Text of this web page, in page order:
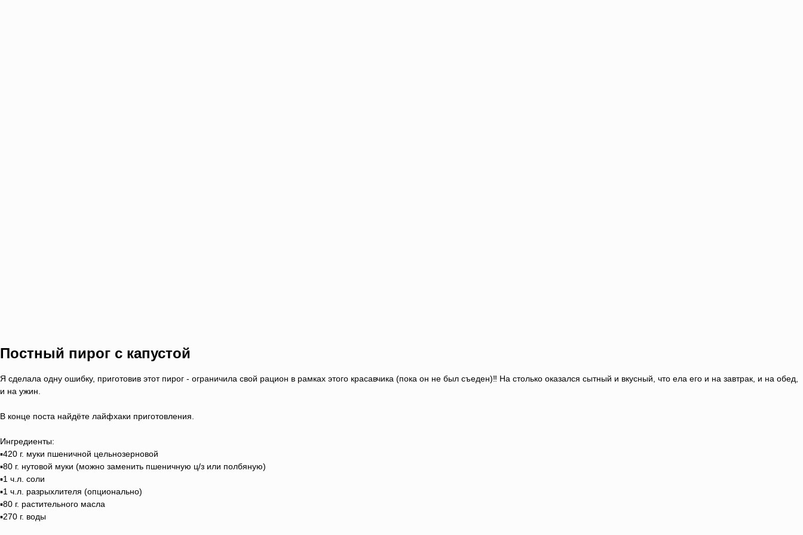
Постный пирог с капустой
Я сделала одну ошибку, приготовив этот пирог - ограничила свой рацион в рамках этого красавчика (пока он не был съеден)‼️ На столько оказался сытный и вкусный, что ела его и на завтрак, и на обед,
и на ужин.⠀
В конце поста найдёте лайфхаки приготовления.
Ингредиенты:
▪️420 г. муки пшеничной цельнозерновой
▪️80 г. нутовой муки (можно заменить пшеничную ц/з или полбяную)
▪️1 ч.л. соли
▪️1 ч.л. разрыхлителя (опционально)
▪️80 г. растительного масла
▪️270 г. воды